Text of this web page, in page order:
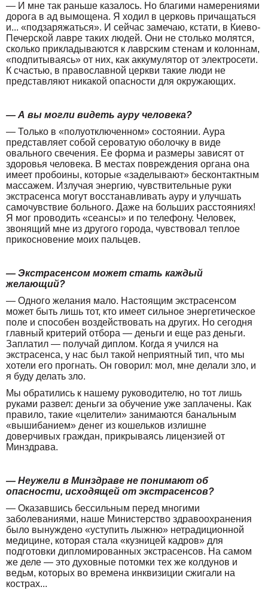
— И мне так раньше казалось. Но благими намерениями
дорога в ад вымощена. Я ходил в церковь причащаться
и... «подзаряжаться». И сейчас замечаю, кстати, в Киево-
Печерской лавре таких людей. Они не столько молятся,
сколько прикладываются к лаврским стенам и колоннам,
«подпитываясь» от них, как аккумулятор от электросети.
К счастью, в православной церкви такие люди не
представляют никакой опасности для окружающих.
— А вы могли видеть ауру человека?
— Только в «полуотключенном» состоянии. Аура
представляет собой сероватую оболочку в виде
овального свечения. Ее форма и размеры зависят от
здоровья человека. В местах повреждения органа она
имеет пробоины, которые «заделывают» бесконтактным
массажем. Излучая энергию, чувствительные руки
экстрасенса могут восстанавливать ауру и улучшать
самочувствие больного. Даже на больших расстояниях!
Я мог проводить «сеансы» и по телефону. Человек,
звонящий мне из другого города, чувствовал теплое
прикосновение моих пальцев.
— Экстрасенсом может стать каждый
желающий?
— Одного желания мало. Настоящим экстрасенсом
может быть лишь тот, кто имеет сильное энергетическое
поле и способен воздействовать на других. Но сегодня
главный критерий отбора — деньги и еще раз деньги.
Заплатил — получай диплом. Когда я учился на
экстрасенса, у нас был такой неприятный тип, что мы
хотели его прогнать. Он говорил: мол, мне делали зло, и
я буду делать зло.
Мы обратились к нашему руководителю, но тот лишь
руками развел: деньги за обучение уже заплачены. Как
правило, такие «целители» занимаются банальным
«вышибанием» денег из кошельков излишне
доверчивых граждан, прикрываясь лицензией от
Минздрава.
— Неужели в Минздраве не понимают об
опасности, исходящей от экстрасенсов?
— Оказавшись бессильным перед многими
заболеваниями, наше Министерство здравоохранения
было вынуждено «уступить лыжню» нетрадиционной
медицине, которая стала «кузницей кадров» для
подготовки дипломированных экстрасенсов. На самом
же деле — это духовные потомки тех же колдунов и
ведьм, которых во времена инквизиции сжигали на
кострах...